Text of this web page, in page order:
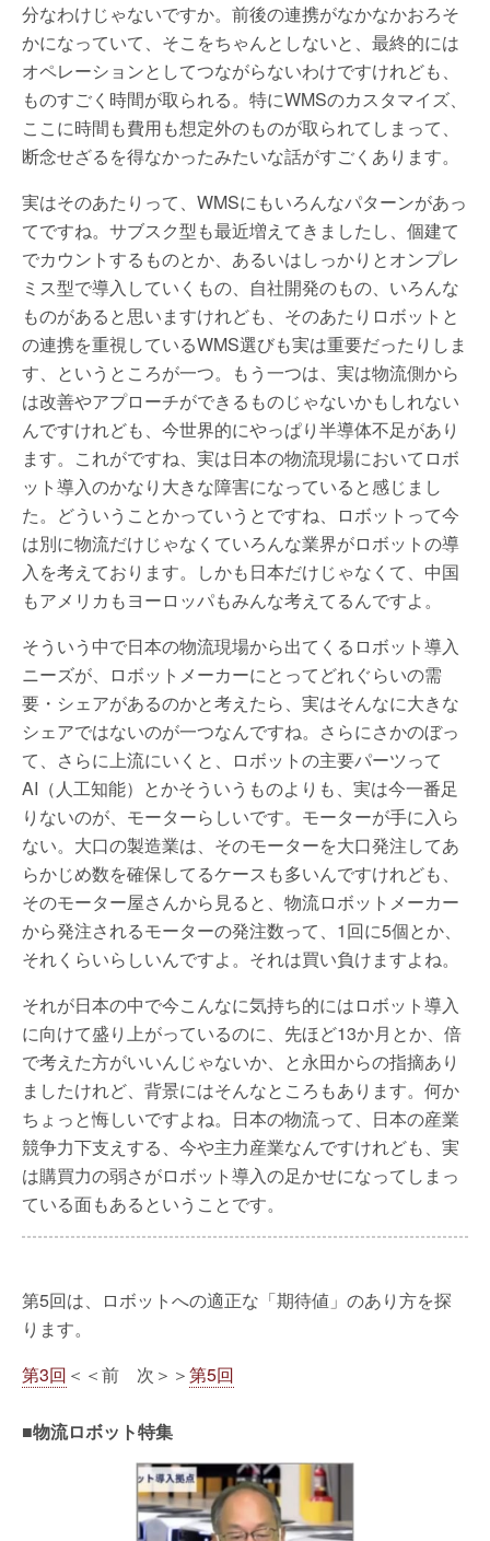
分なわけじゃないですか。前後の連携がなかなかおろそ
かになっていて、そこをちゃんとしないと、最終的には
オペレーションとしてつながらないわけですけれども、
ものすごく時間が取られる。特にWMSのカスタマイズ、
ここに時間も費用も想定外のものが取られてしまって、
断念せざるを得なかったみたいな話がすごくあります。
実はそのあたりって、WMSにもいろんなパターンがあっ
てですね。サブスク型も最近増えてきましたし、個建て
でカウントするものとか、あるいはしっかりとオンプレ
ミス型で導入していくもの、自社開発のもの、いろんな
ものがあると思いますけれども、そのあたりロボットと
の連携を重視しているWMS選びも実は重要だったりしま
す、というところが一つ。もう一つは、実は物流側から
は改善やアプローチができるものじゃないかもしれない
んですけれども、今世界的にやっぱり半導体不足があり
ます。これがですね、実は日本の物流現場においてロボ
ット導入のかなり大きな障害になっていると感じまし
た。どういうことかっていうとですね、ロボットって今
は別に物流だけじゃなくていろんな業界がロボットの導
入を考えております。しかも日本だけじゃなくて、中国
もアメリカもヨーロッパもみんな考えてるんですよ。
そういう中で日本の物流現場から出てくるロボット導入
ニーズが、ロボットメーカーにとってどれぐらいの需
要・シェアがあるのかと考えたら、実はそんなに大きな
シェアではないのが一つなんですね。さらにさかのぼっ
て、さらに上流にいくと、ロボットの主要パーツって
AI（人工知能）とかそういうものよりも、実は今一番足
りないのが、モーターらしいです。モーターが手に入ら
ない。大口の製造業は、そのモーターを大口発注してあ
らかじめ数を確保してるケースも多いんですけれども、
そのモーター屋さんから見ると、物流ロボットメーカー
から発注されるモーターの発注数って、1回に5個とか、
それくらいらしいんですよ。それは買い負けますよね。
それが日本の中で今こんなに気持ち的にはロボット導入
に向けて盛り上がっているのに、先ほど13か月とか、倍
で考えた方がいいんじゃないか、と永田からの指摘あり
ましたけれど、背景にはそんなところもあります。何か
ちょっと悔しいですよね。日本の物流って、日本の産業
競争力下支えする、今や主力産業なんですけれども、実
は購買力の弱さがロボット導入の足かせになってしまっ
ている面もあるということです。
第5回は、ロボットへの適正な「期待値」のあり方を探
ります。
第3回 ＜＜前 次＞＞第5回
■物流ロボット特集